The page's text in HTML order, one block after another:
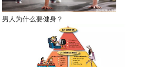
男人为什么要健身？